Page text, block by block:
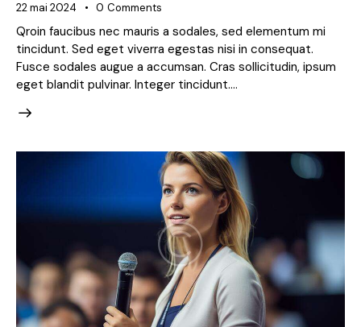
22 mai 2024 0 Comments
Qroin faucibus nec mauris a sodales, sed elementum mi
tincidunt. Sed eget viverra egestas nisi in consequat.
Fusce sodales augue a accumsan. Cras sollicitudin, ipsum
eget blandit pulvinar. Integer tincidunt.…